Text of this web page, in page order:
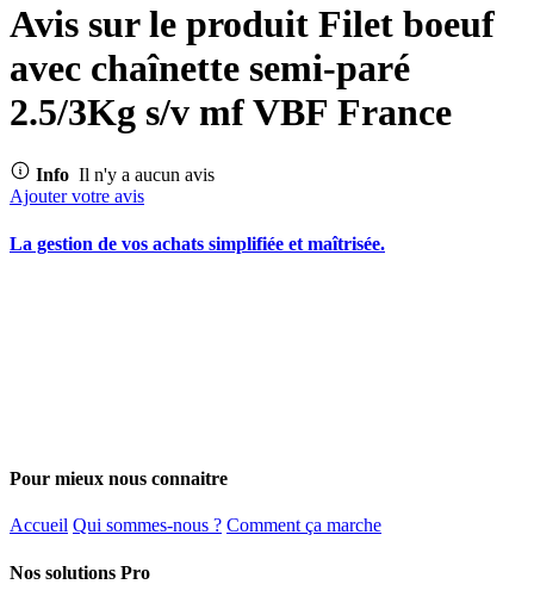
Avis sur le produit Filet boeuf
avec chaînette semi-paré
2.5/3Kg s/v mf VBF France
Info Il n'y a aucun avis
Ajouter votre avis
La gestion de vos achats simplifiée et maîtrisée.
Pour mieux nous connaitre
Accueil Qui sommes-nous ? Comment ça marche
Nos solutions Pro